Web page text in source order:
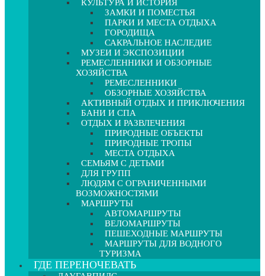
КУЛЬТУРА И ИСТОРИЯ
ЗАМКИ И ПОМЕСТЬЯ
ПАРКИ И МЕСТА ОТДЫХА
ГОРОДИЩА
САКРАЛЬНОЕ НАСЛЕДИЕ
МУЗЕИ И ЭКСПОЗИЦИИ
РЕМЕСЛЕННИКИ И ОБЗОРНЫЕ
ХОЗЯЙСТВА
РЕМЕСЛЕННИКИ
ОБЗОРНЫЕ ХОЗЯЙСТВА
АКТИВНЫЙ ОТДЫХ И ПРИКЛЮЧЕНИЯ
БАНИ И СПА
ОТДЫХ И РАЗВЛЕЧЕНИЯ
ПРИРОДНЫЕ ОБЪЕКТЫ
ПРИРОДНЫЕ ТРОПЫ
МЕСТА ОТДЫХА
СЕМЬЯМ С ДЕТЬМИ
ДЛЯ ГРУПП
ЛЮДЯМ С ОГРАНИЧЕННЫМИ
ВОЗМОЖНОСТЯМИ
МАРШРУТЫ
АВТОМАРШРУТЫ
ВЕЛОМАРШРУТЫ
ПЕШЕХОДНЫЕ МАРШРУТЫ
МАРШРУТЫ ДЛЯ ВОДНОГО
ТУРИЗМА
ГДЕ ПЕРЕНОЧЕВАТЬ